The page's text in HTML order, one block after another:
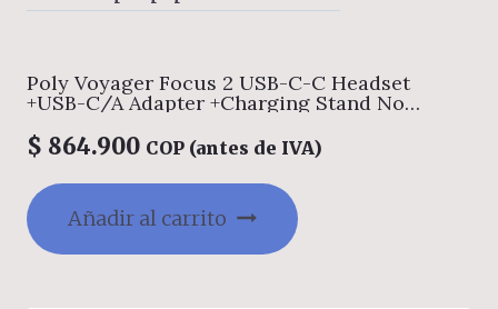
popularity
Poly Voyager Focus 2 USB-C-C Headset
+USB-C/A Adapter +Charging Stand No
$ 864.900 COP (antes de IVA)
Añadir al carrito